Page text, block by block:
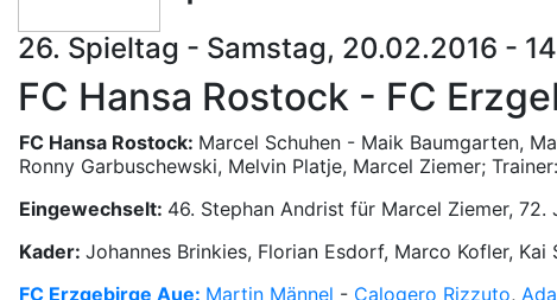
26. Spieltag - Samstag, 20.02.2016 -
FC Hansa Rostock - FC
FC Hansa Rostock: Marcel Schuhen - Maik Baumgarten,
Ronny Garbuschewski, Melvin Platje, Marcel Ziemer;
Eingewechselt: 46. Stephan Andrist für Marcel Ziemer,
Kader: Johannes Brinkies, Florian Esdorf, Marco Kofler,
FC Erzgebirge Aue: Martin Männel - Calogero Rizzuto,